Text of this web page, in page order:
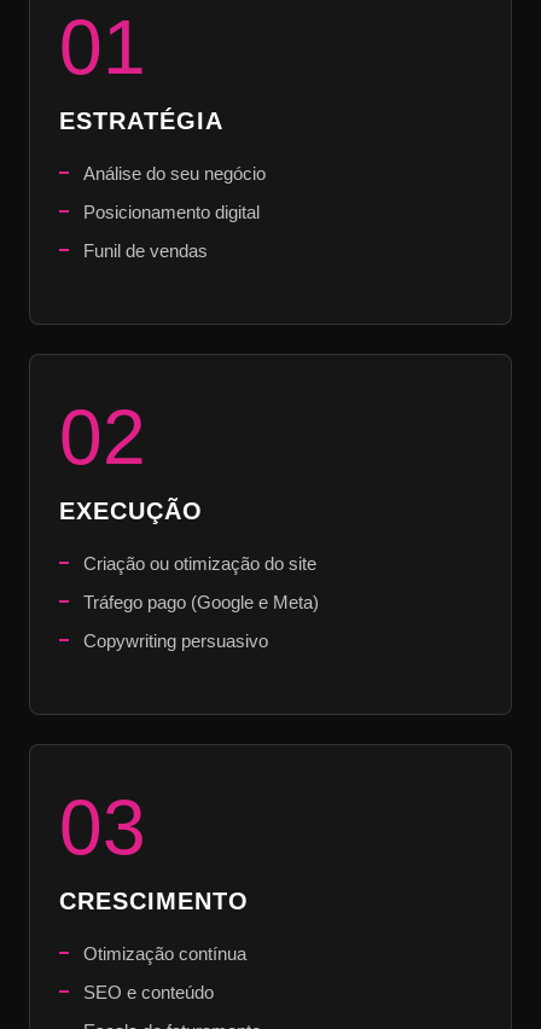
01
ESTRATÉGIA
Análise do seu negócio
Posicionamento digital
Funil de vendas
02
EXECUÇÃO
Criação ou otimização do site
Tráfego pago (Google e Meta)
Copywriting persuasivo
03
CRESCIMENTO
Otimização contínua
SEO e conteúdo